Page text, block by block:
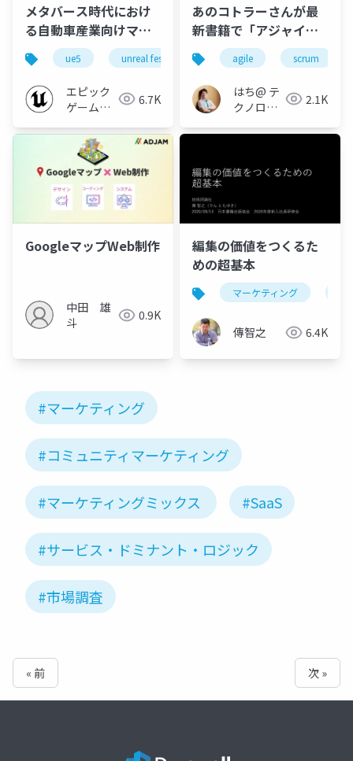
メタバース時代におけ
る自動車産業向けマー
ケティングソリューシ
ョン【UNREAL FEST
WEST ’22】
ue5 unreal fest unreal fest west ’22
エピック
ゲームズ
6.7K
あのコトラーさんが最
新書籍で「アジャイ
ル」って言ってるよ！
_アジャイル x マーケテ
ィングを考える_
agile scrum
はち@ テ
クノロジ
ア
2.1K
GoogleマップWeb制作
中田 雄
斗
0.9K
編集の価値をつくるた
めの超基本
マーケティング
傳智之 6.4K
#マーケティング
#コミュニティマーケティング
#マーケティングミックス #SaaS
#サービス・ドミナント・ロジック
#市場調査
« 前 次 »